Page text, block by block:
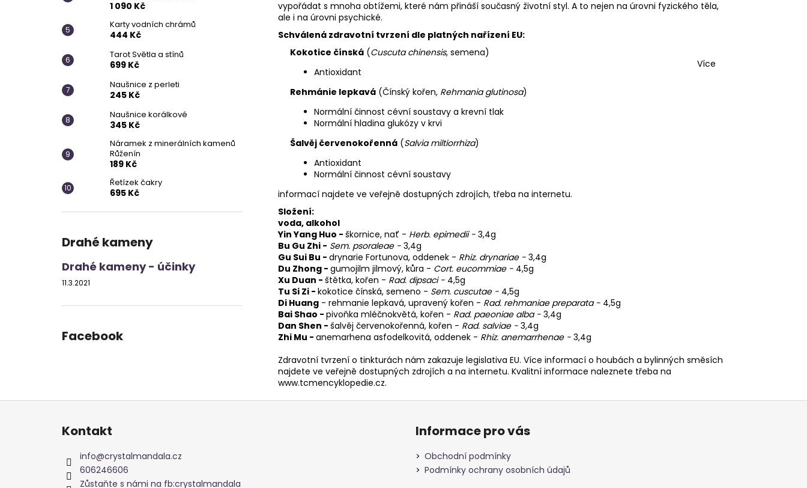
1 090 Kč
Karty vodních chrámů
444 Kč
Tarot Světla a stínů
699 Kč
Naušnice z perleti
245 Kč
Naušnice korálkové
345 Kč
Náramek z minerálních kamenů
Růženín
189 Kč
Řetízek čakry
695 Kč
Drahé kameny
Drahé kameny - účinky
11.3.2021
Facebook
vypořádat s mnoha obtížemi, které nám přináší současný životní styl. A to nejen na úrovni fyzického těla,
ale i na úrovni psychické.
Schválená zdravotní tvrzení dle platných nařízení EU:
Kokotice čínská (Cuscuta chinensis, semena)
Antioxidant
Rehmánie lepkavá (Čínský kořen, Rehmania glutinosa)
Normální činnost cévní soustavy a krevní tlak
Normální hladina glukózy v krvi
Šalvěj červenokořenná (Salvia miltiorrhiza)
Antioxidant
Normální činnost cévní soustavy
Více
informací najdete ve veřejně dostupných zdrojích, třeba na internetu.
Složení:
voda, alkohol
Yin Yang Huo - škornice, nať - Herb. epimedii - 3,4g
Bu Gu Zhi - Sem. psoraleae - 3,4g
Gu Sui Bu - drynarie Fortunova, oddenek - Rhiz. drynariae - 3,4g
Du Zhong - gumojilm jilmový, kůra - Cort. eucommiae - 4,5g
Xu Duan - štětka, kořen - Rad. dipsaci - 4,5g
Tu Si Zi - kokotice čínská, semeno - Sem. cuscutae - 4,5g
Di Huang - rehmanie lepkavá, upravený kořen - Rad. rehmaniae preparata - 4,5g
Bai Shao - pivoňka mléčnokvětá, kořen - Rad. paeoniae alba - 3,4g
Dan Shen - šalvěj červenokořenná, kořen - Rad. salviae - 3,4g
Zhi Mu - anemarhena asfodelkovitá, oddenek - Rhiz. anemarrhenae - 3,4g
Zdravotní tvrzení o tinkturách nám zakazuje legislativa EU. Více informací o houbách a bylinných směsích
najdete ve veřejně dostupných zdrojích a na internetu. Kvalitní informace naleznete třeba na
www.tcmencyklopedie.cz.
Z
Kontakt
info@crystalmandala.cz
606246606
Zůstaňte s námi na fb:crystalmandala
Informace pro vás
Obchodní podmínky
Podmínky ochrany osobních údajů